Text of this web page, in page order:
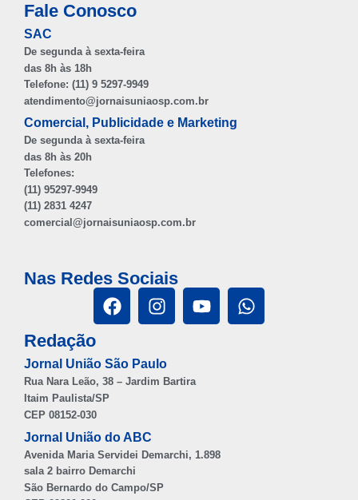
Fale Conosco
SAC
De segunda à sexta-feira
das 8h às 18h
Telefone: (11) 9 5297-9949
atendimento@jornaisuniaosp.com.br
Comercial, Publicidade e Marketing
De segunda à sexta-feira
das 8h às 20h
Telefones:
(11) 95297-9949
(11) 2831 4247
comercial@jornaisuniaosp.com.br
Nas Redes Sociais
Redação
Jornal União São Paulo
Rua Nara Leão, 38 – Jardim Bartira
Itaim Paulista/SP
CEP 08152-030
Jornal União do ABC
Avenida Maria Servidei Demarchi, 1.898
sala 2 bairro Demarchi
São Bernardo do Campo/SP